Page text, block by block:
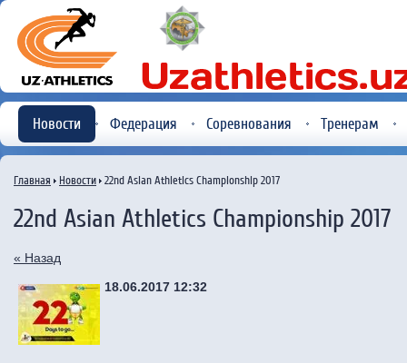
Новости Федерация Соревнования Тренерам
Главная Новости 22nd Asian Athletics Championship 2017
22nd Asian Athletics Championship 2017
« Назад
18.06.2017 12:32